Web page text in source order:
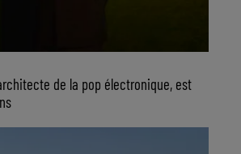
de la pop électronique, est